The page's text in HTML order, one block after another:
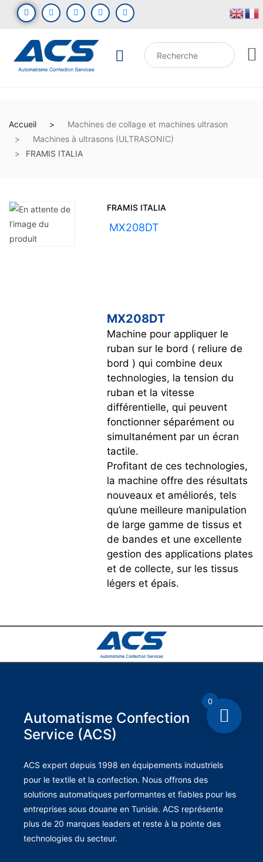
Accueil
Machines de collage et machines ultrason
Machines à ultrasons (ULTRASONIC)
FRAMIS ITALIA
FRAMIS ITALIA
MX208DT
MX208DT
Machine pour appliquer le
ruban sur le bord ( reliure de
bord ) qui combine deux
technologies, la tension du
ruban et la vitesse
différentielle, qui peuvent
fonctionner séparément ou
simultanément par un écran
tactile.
Profitant de ces technologies,
la machine offre des résultats
nouveaux et améliorés, tels
qu’une meilleure manipulation
de large gamme de tissus et
de bandes et une excellente
gestion des applications plates
et de collecte, sur les tissus
légers et épais.
Automatisme Confection
Service (ACS)
ACS expert depuis 1998 en équipements industriels
pour le textile et la confection. Nous offrons des
solutions automatiques performantes et fiables pour les
entreprises sous douane en Tunisie. ACS représente
plus de 20 marques leaders et reste à la pointe des
technologies du secteur.
0